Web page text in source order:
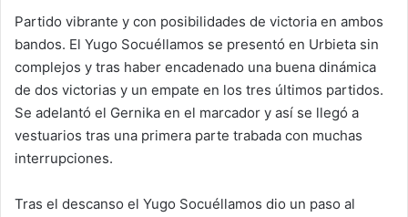
Partido vibrante y con posibilidades de victoria en ambos
bandos. El Yugo Socuéllamos se presentó en Urbieta sin
complejos y tras haber encadenado una buena dinámica
de dos victorias y un empate en los tres últimos partidos.
Se adelantó el Gernika en el marcador y así se llegó a
vestuarios tras una primera parte trabada con muchas
interrupciones.
Tras el descanso el Yugo Socuéllamos dio un paso al